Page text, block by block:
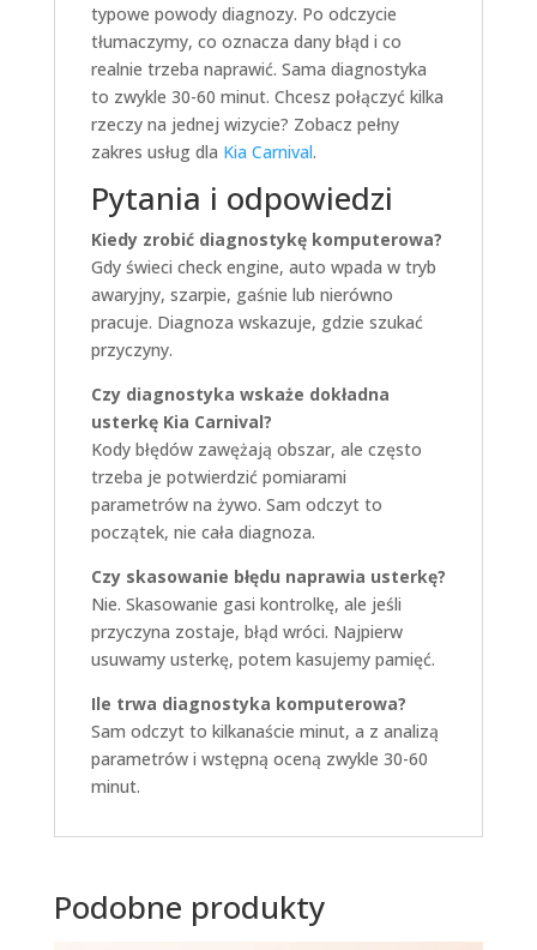
typowe powody diagnozy. Po odczycie
tłumaczymy, co oznacza dany błąd i co
realnie trzeba naprawić. Sama diagnostyka
to zwykle 30-60 minut. Chcesz połączyć kilka
rzeczy na jednej wizycie? Zobacz pełny
zakres usług dla Kia Carnival.
Pytania i odpowiedzi
Kiedy zrobić diagnostykę komputerowa?
Gdy świeci check engine, auto wpada w tryb
awaryjny, szarpie, gaśnie lub nierówno
pracuje. Diagnoza wskazuje, gdzie szukać
przyczyny.
Czy diagnostyka wskaże dokładna
usterkę Kia Carnival?
Kody błędów zawężają obszar, ale często
trzeba je potwierdzić pomiarami
parametrów na żywo. Sam odczyt to
początek, nie cała diagnoza.
Czy skasowanie błędu naprawia usterkę?
Nie. Skasowanie gasi kontrolkę, ale jeśli
przyczyna zostaje, błąd wróci. Najpierw
usuwamy usterkę, potem kasujemy pamięć.
Ile trwa diagnostyka komputerowa?
Sam odczyt to kilkanaście minut, a z analizą
parametrów i wstępną oceną zwykle 30-60
minut.
Podobne produkty